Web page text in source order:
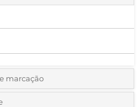
marcação
as cores do logotipo: